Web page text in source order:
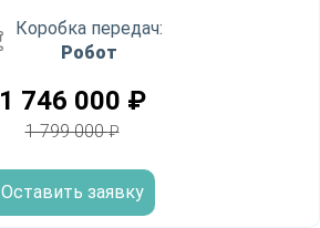
Коробка передач:
Робот
1 746 000 ₽
1 799 000₽
Оставить заявку